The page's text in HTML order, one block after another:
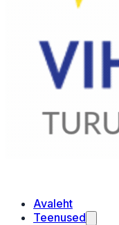
Avaleht
Teenused